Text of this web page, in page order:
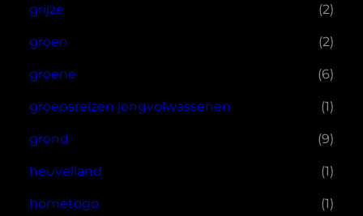
grijze (2)
groen (2)
groene (6)
groepsreizen jongvolwassenen (1)
grond (9)
heuvelland (1)
hometogo (1)